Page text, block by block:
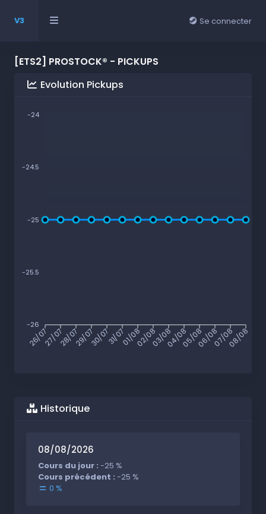
V3 Se connecter
[ETS2] PROSTOCK® - PICKUPS
Evolution Pickups
-24
-24.5
-25
-25.5
-26
26/0727/0728/0729/0730/0731/0701/0802/0803/0804/0805/0806/0807/0808/08
Historique
08/08/2026
Cours du jour : -25 %
Cours précédent : -25 %
0 %